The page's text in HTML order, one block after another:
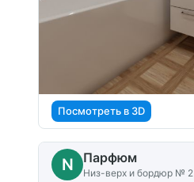
Посмотреть в 3D
N Парфюм
Низ-верх и бордюр № 2